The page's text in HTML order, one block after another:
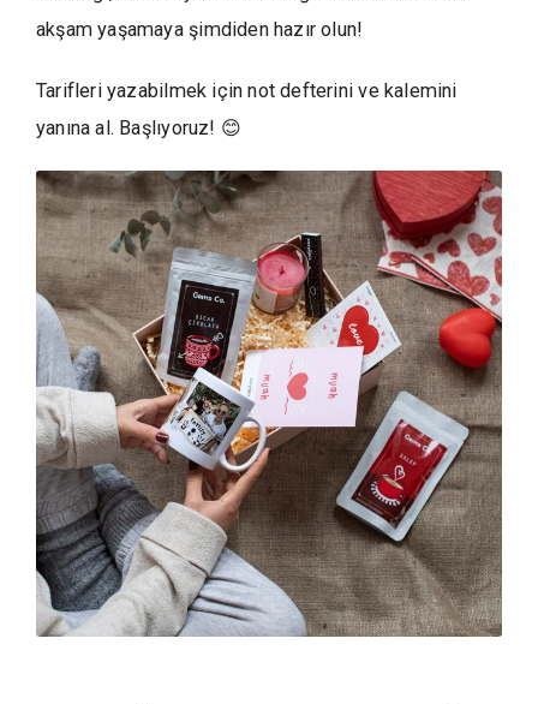
akşam yaşamaya şimdiden hazır olun!
Tarifleri yazabilmek için not defterini ve kalemini
yanına al. Başlıyoruz! 😊